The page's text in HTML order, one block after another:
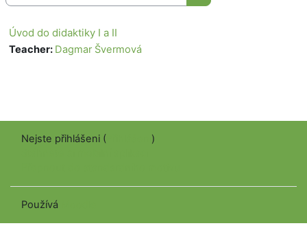
Vyhledat kurzy
Úvod do didaktiky I a II
Teacher: Dagmar Švermová
Nejste přihlášeni (
)
Používá